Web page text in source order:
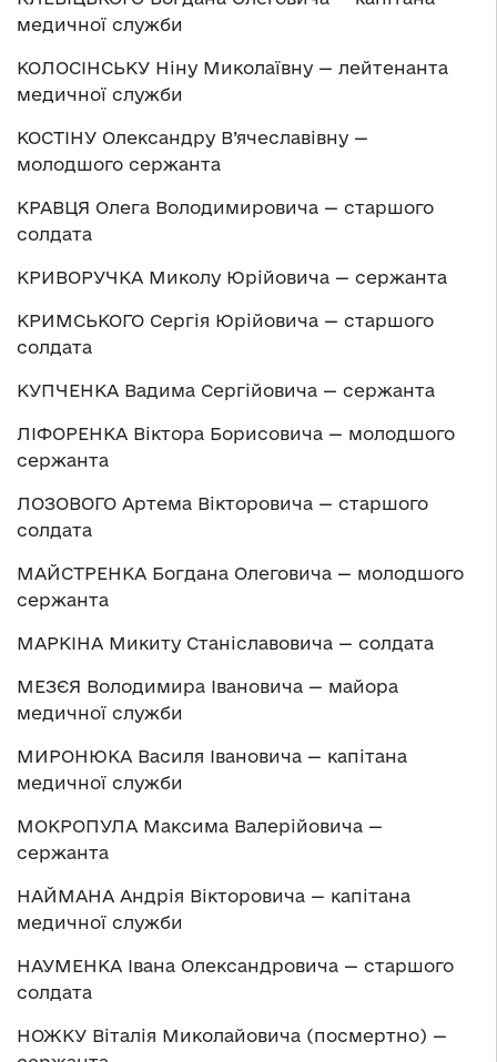
медичної служби
КОЛОСІНСЬКУ Ніну Миколаївну — лейтенанта
медичної служби
КОСТІНУ Олександру В’ячеславівну —
молодшого сержанта
КРАВЦЯ Олега Володимировича — старшого
солдата
КРИВОРУЧКА Миколу Юрійовича — сержанта
КРИМСЬКОГО Сергія Юрійовича — старшого
солдата
КУПЧЕНКА Вадима Сергійовича — сержанта
ЛІФОРЕНКА Віктора Борисовича — молодшого
сержанта
ЛОЗОВОГО Артема Вікторовича — старшого
солдата
МАЙСТРЕНКА Богдана Олеговича — молодшого
сержанта
МАРКІНА Микиту Станіславовича — солдата
МЕЗЄЯ Володимира Івановича — майора
медичної служби
МИРОНЮКА Василя Івановича — капітана
медичної служби
МОКРОПУЛА Максима Валерійовича —
сержанта
НАЙМАНА Андрія Вікторовича — капітана
медичної служби
НАУМЕНКА Івана Олександровича — старшого
солдата
НОЖКУ Віталія Миколайовича (посмертно) —